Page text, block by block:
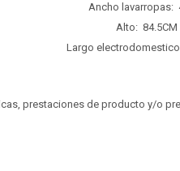
Ancho lavarropas:
Alto: 84.5CM
Largo
prestaciones de producto y/o